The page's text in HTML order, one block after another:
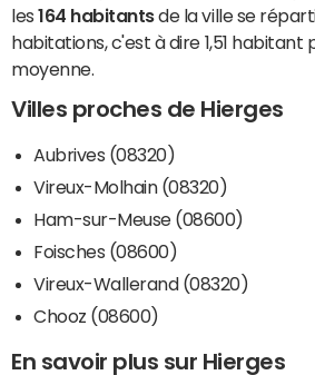
les164 habitantsde la ville se
habitations, c'est à dire 1,51
moyenne.
Villes proches de Hierges
Aubrives (08320)
Vireux-Molhain (08320)
Ham-sur-Meuse (08600)
Foisches (08600)
Vireux-Wallerand (08320)
Chooz (08600)
En savoir plus sur Hierges